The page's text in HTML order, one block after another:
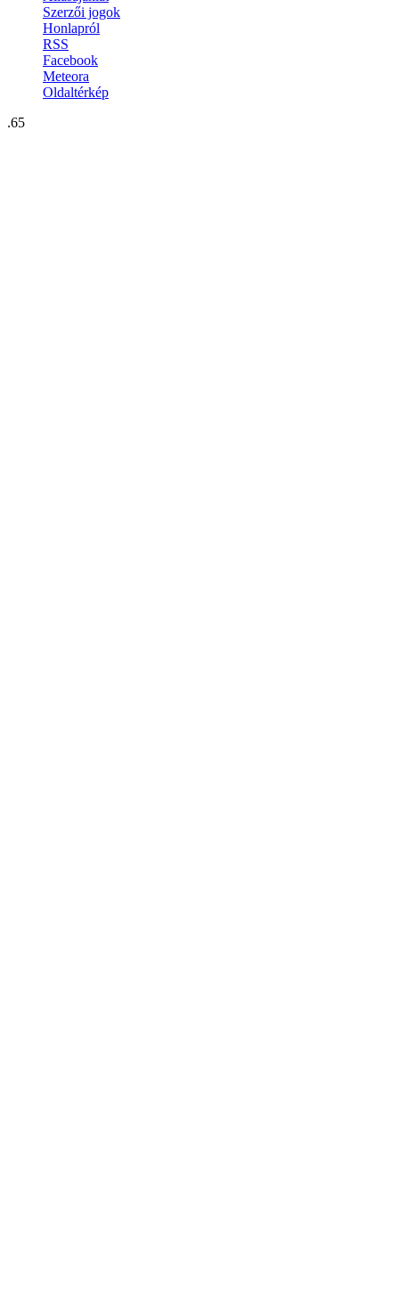
Szerzői jogok
Honlapról
RSS
Facebook
Meteora
Oldaltérkép
.65